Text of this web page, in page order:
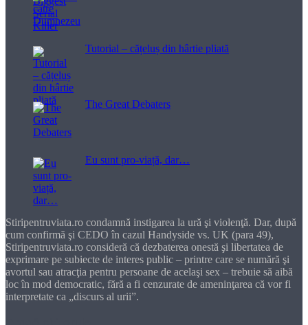
Tutorial – cățeluș din hârtie pliată
The Great Debaters
Eu sunt pro-viață, dar…
Stiripentruviata.ro condamnă instigarea la ură şi violenţă. Dar, după
cum confirmă şi CEDO în cazul Handyside vs. UK (para 49),
Stiripentruviata.ro consideră că dezbaterea onestă şi libertatea de
exprimare pe subiecte de interes public – printre care se numără şi
avortul sau atracţia pentru persoane de acelaşi sex – trebuie să aibă
loc în mod democratic, fără a fi cenzurate de ameninţarea că vor fi
interpretate ca „discurs al urii”.